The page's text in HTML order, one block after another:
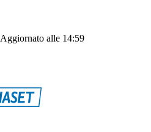
Aggiornato alle 14:59